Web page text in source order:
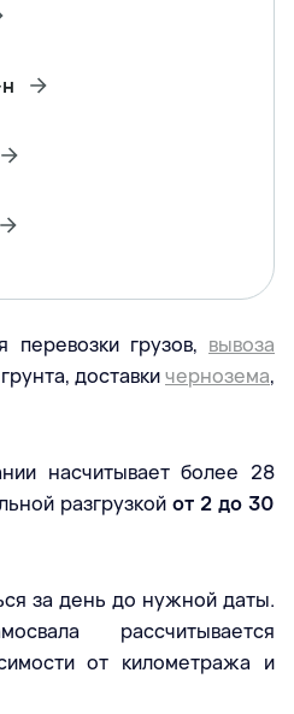
перевозки грузов, вывоза
доставкичернозема,
насчитывает более 28
разгрузкой от 2 до 30
за день до нужной даты.
рассчитывается
от километража и